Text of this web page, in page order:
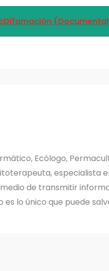
Ecólogo,
especialista
de transmitir
lo único que puede